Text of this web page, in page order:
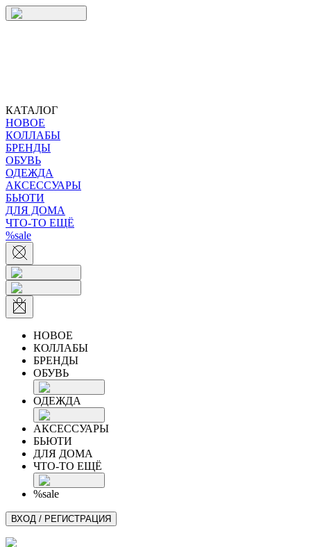
КАТАЛОГ
НОВОЕ
КОЛЛАБЫ
БРЕНДЫ
ОБУВЬ
ОДЕЖДА
АКСЕССУАРЫ
БЬЮТИ
ДЛЯ ДОМА
ЧТО-ТО ЕЩЁ
%sale
НОВОЕ
КОЛЛАБЫ
БРЕНДЫ
ОБУВЬ
ОДЕЖДА
АКСЕССУАРЫ
БЬЮТИ
ДЛЯ ДОМА
ЧТО-ТО ЕЩЁ
%sale
ВХОД / РЕГИСТРАЦИЯ